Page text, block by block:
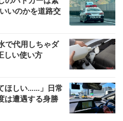
いのかを道路交
で代用しちゃダ
い使い方
ほしい……」日常
は遭遇する身勝